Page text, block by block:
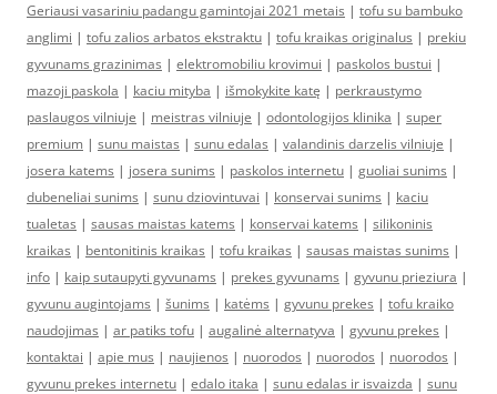
Geriausi vasariniu padangu gamintojai 2021 metais | tofu su bambuko
anglimi | tofu zalios arbatos ekstraktu | tofu kraikas originalus | prekiu
gyvunams grazinimas | elektromobiliu krovimui | paskolos bustui |
mazoji paskola | kaciu mityba | išmokykite katę | perkraustymo
paslaugos vilniuje | meistras vilniuje | odontologijos klinika | super
premium | sunu maistas | sunu edalas | valandinis darzelis vilniuje |
josera katems | josera sunims | paskolos internetu | guoliai sunims |
dubeneliai sunims | sunu dziovintuvai | konservai sunims | kaciu
tualetas | sausas maistas katems | konservai katems | silikoninis
kraikas | bentonitinis kraikas | tofu kraikas | sausas maistas sunims |
info | kaip sutaupyti gyvunams | prekes gyvunams | gyvunu prieziura |
gyvunu augintojams | šunims | katėms | gyvunu prekes | tofu kraiko
naudojimas | ar patiks tofu | augalinė alternatyva | gyvunu prekes |
kontaktai | apie mus | naujienos | nuorodos | nuorodos | nuorodos |
gyvunu prekes internetu | edalo itaka | sunu edalas ir isvaizda | sunu